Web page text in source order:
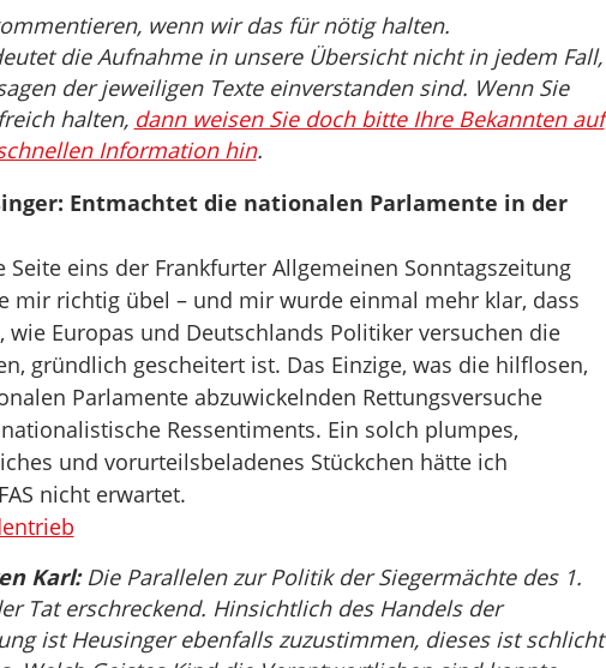
wenn wir das für nötig halten.
die Aufnahme in unsere Übersicht nicht in jedem Fall,
der jeweiligen Texte einverstanden sind. Wenn Sie
halten, dann weisen Sie doch bitte Ihre Bekannten auf
Information hin.
Entmachtet die nationalen Parlamente in der
Seite eins der Frankfurter Allgemeinen Sonntagszeitung
mir richtig übel – und mir wurde einmal mehr klar, dass
wie Europas und Deutschlands Politiker versuchen die
gründlich gescheitert ist. Das Einzige, was die hilflosen,
Parlamente abzuwickelnden Rettungsversuche
Ressentiments. Ein solch plumpes,
und vorurteilsbeladenes Stückchen hätte ich
nicht erwartet.
Karl:Die Parallelen zur Politik der Siegermächte des 1.
Tat erschreckend. Hinsichtlich des Handels der
ist Heusinger ebenfalls zuzustimmen, dieses ist schlicht